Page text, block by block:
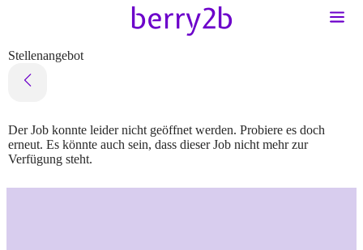
Stellenangebot
Der Job konnte leider nicht geöffnet werden. Probiere es doch
erneut. Es könnte auch sein, dass dieser Job nicht mehr zur
Verfügung steht.